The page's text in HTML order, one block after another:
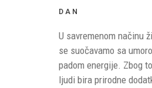
DAN
U savremenom načinu
se suočavamo sa
padom energije. Zbog
ljudi bira prirodne